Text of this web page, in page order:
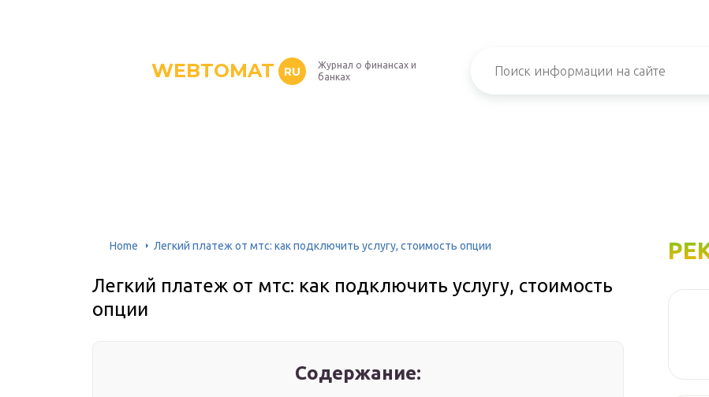
WEBTOMAT RU
Журнал о финансах и
банках
Home Легкий платеж от мтс: как подключить услугу, стоимость опции
Легкий платеж от мтс: как подключить услугу, стоимость
опции
Содержание: